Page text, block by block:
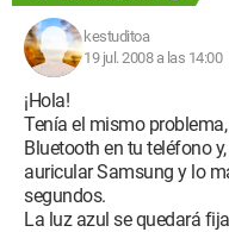
kestuditoa
19 jul. 2008 a las 14:00
¡Hola!
Tenía el mismo
Bluetooth en tu teléfono
auricular Samsung y lo
segundos.
La luz azul se quedará